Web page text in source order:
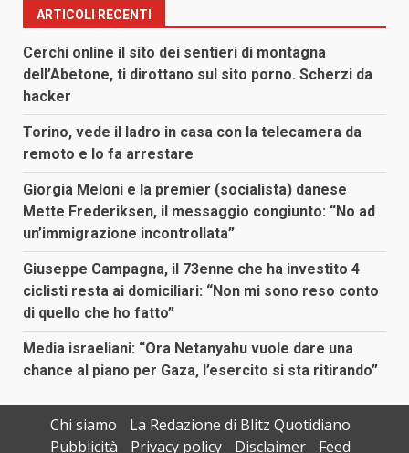
ARTICOLI RECENTI
Cerchi online il sito dei sentieri di montagna
dell’Abetone, ti dirottano sul sito porno. Scherzi da
hacker
Torino, vede il ladro in casa con la telecamera da
remoto e lo fa arrestare
Giorgia Meloni e la premier (socialista) danese
Mette Frederiksen, il messaggio congiunto: “No ad
un’immigrazione incontrollata”
Giuseppe Campagna, il 73enne che ha investito 4
ciclisti resta ai domiciliari: “Non mi sono reso conto
di quello che ho fatto”
Media israeliani: “Ora Netanyahu vuole dare una
chance al piano per Gaza, l’esercito si sta ritirando”
Chi siamo
La Redazione di Blitz Quotidiano
Pubblicità
Privacy policy Disclaimer Feed